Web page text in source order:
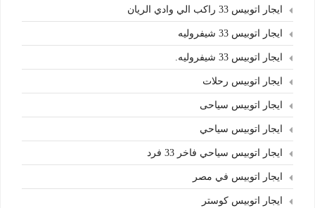
ايجار اتوبيس 33 راكب الي وادي الريان
ايجار اتوبيس 33 شيفروليه
ايجار اتوبيس 33 شيفروليه.
ايجار اتوبيس رحلات
ايجار اتوبيس سياحى
ايجار اتوبيس سياحي
ايجار اتوبيس سياحي فاخر 33 فرد
ايجار اتوبيس في مصر
ايجار اتوبيس كوستر